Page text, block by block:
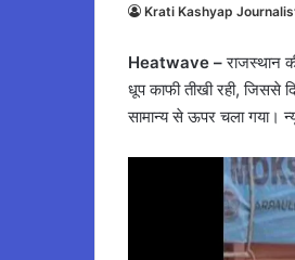
Krati Kashyap
Heatwave –राजस्थान
धूप काफी तीखी रही, जिससे
सामान्य से ऊपर चला गया।